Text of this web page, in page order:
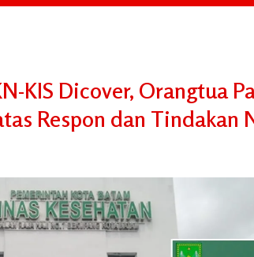
KIS Dicover, Orangtua
Respon dan Tindakan